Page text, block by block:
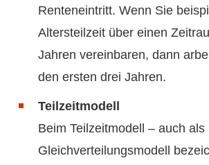
Renteneintritt. Wenn Sie
Altersteilzeit über einen
Jahren vereinbaren, dann
den ersten drei Jahren.
Teilzeitmodell
Beim Teilzeitmodell – auch als
Gleichverteilungsmodell